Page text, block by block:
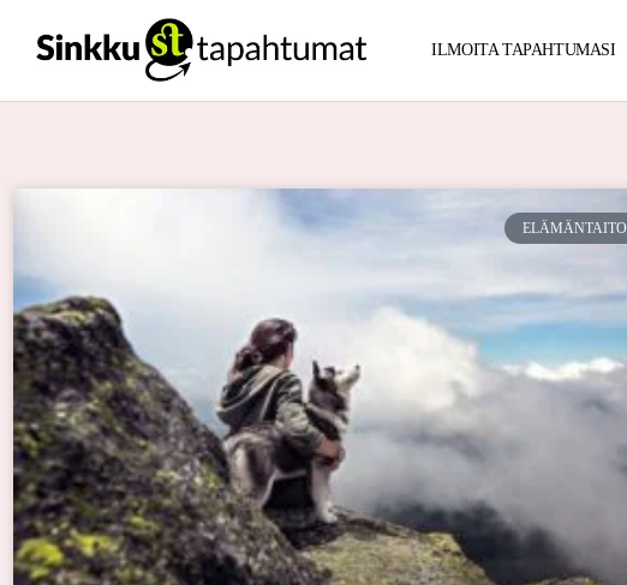
ILMOITA TAPAHTUMASI
ELÄMÄNTAITO